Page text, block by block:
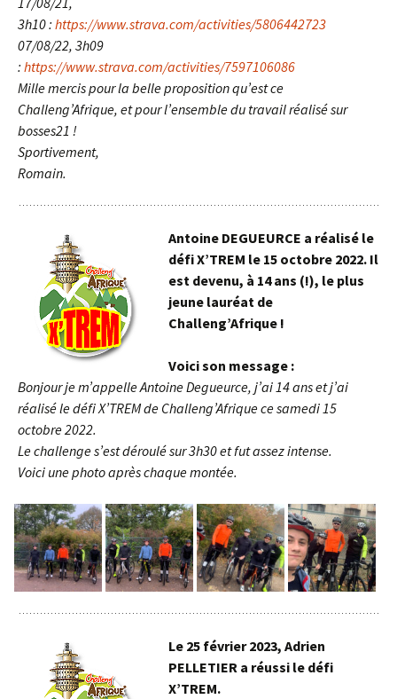
3h10 : https://www.strava.com/activities/5806442723
07/08/22, 3h09
: https://www.strava.com/activities/7597106086
Mille mercis pour la belle proposition qu’est ce
Challeng’Afrique, et pour l’ensemble du travail réalisé sur
bosses21 !
Sportivement,
Romain.
Antoine DEGUEURCE a réalisé le
défi X’TREM le 15 octobre 2022. Il
est devenu, à 14 ans (!), le plus
jeune lauréat de
Challeng’Afrique !
Voici son message :
Bonjour je m’appelle Antoine Degueurce, j’ai 14 ans et j’ai
réalisé le défi X’TREM de Challeng’Afrique ce samedi 15
octobre 2022.
Le challenge s’est déroulé sur 3h30 et fut assez intense.
Voici une photo après chaque montée.
Le 25 février 2023, Adrien
PELLETIER a réussi le défi
X’TREM.